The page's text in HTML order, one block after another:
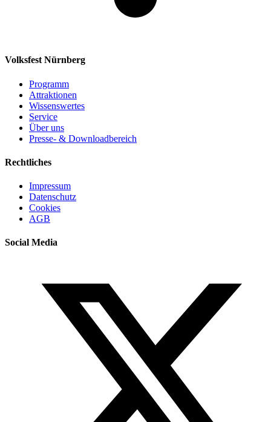
Volksfest Nürnberg
Programm
Attraktionen
Wissenswertes
Service
Über uns
Presse- & Downloadbereich
Rechtliches
Impressum
Datenschutz
Cookies
AGB
Social Media